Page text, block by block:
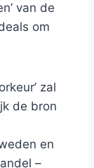
van de
om
zal
de bron
en
–